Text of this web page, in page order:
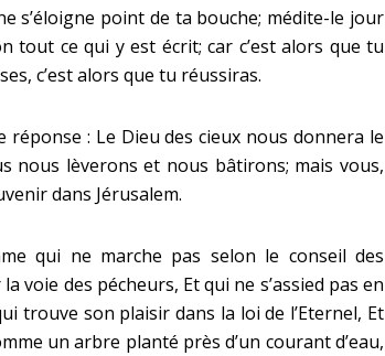
s’éloigne point de ta bouche; médite-le jour
tout ce qui y est écrit; car c’est alors que tu
c’est alors que tu réussiras.
: Le Dieu des cieux nous donnera le
nous lèverons et nous bâtirons; mais vous,
dans Jérusalem.
qui ne marche pas selon le conseil des
voie des pécheurs, Et qui ne s’assied pas en
trouve son plaisir dans la loi de l’Eternel, Et
un arbre planté près d’un courant d’eau,